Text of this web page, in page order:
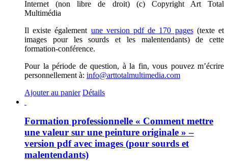
Internet (non libre de droit) (c) Copyright Art Total
Multimédia
Il existe également une version pdf de 170 pages(texte et
images pour les sourds et les malentendants) de cette
formation-conférence.
Pour la période de question, à la fin, vous pouvez m’écrire
personnellement à: info@arttotalmultimedia.com
Ajouter au panier Détails
Formation professionnelle « Comment mettre
une valeur sur une peinture originale » –
version pdf avec images (pour sourds et
malentendants)